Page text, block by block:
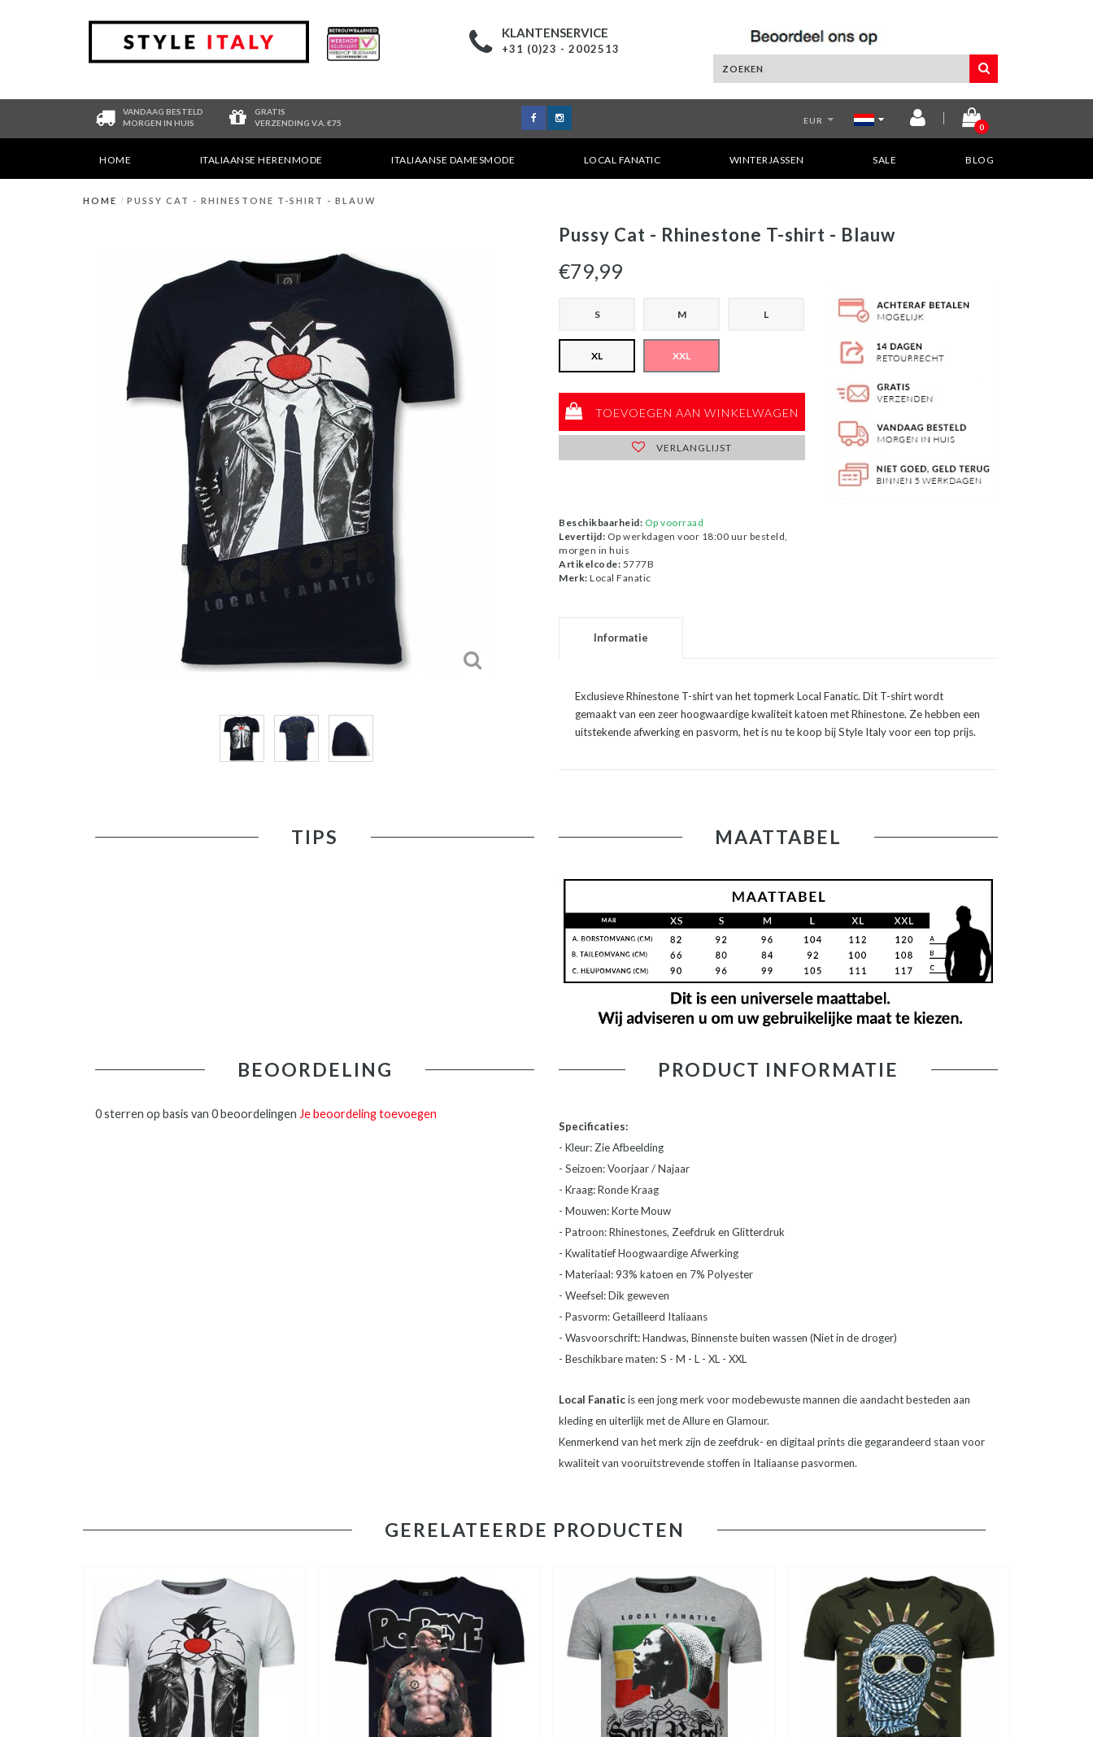
KLANTENSERVICE
+31 (0)23 - 2002513
VANDAAG BESTELD
MORGEN IN HUIS
GRATIS
VERZENDING V.A. €75
EUR
0
HOME ITALIAANSE HERENMODE ITALIAANSE DAMESMODE LOCAL FANATIC WINTERJASSEN SALE BLOG
HOME / PUSSY CAT - RHINESTONE T-SHIRT - BLAUW
Pussy Cat - Rhinestone T-shirt - Blauw
€79,99
S M L
XL XXL
TOEVOEGEN AAN WINKELWAGEN
VERLANGLIJST
Beschikbaarheid: Op voorraad
Levertijd: Op werkdagen voor 18:00 uur besteld,
morgen in huis
Artikelcode: 5777B
Merk: Local Fanatic
Informatie
Exclusieve Rhinestone T-shirt van het topmerk Local Fanatic. Dit T-shirt wordt
gemaakt van een zeer hoogwaardige kwaliteit katoen met Rhinestone. Ze hebben een
uitstekende afwerking en pasvorm, het is nu te koop bij Style Italy voor een top prijs.
TIPS MAATTABEL
BEOORDELING
0 sterren op basis van 0 beoordelingen Je beoordeling toevoegen
PRODUCT INFORMATIE
Specificaties:
- Kleur: Zie Afbeelding
- Seizoen: Voorjaar / Najaar
- Kraag: Ronde Kraag
- Mouwen: Korte Mouw
- Patroon: Rhinestones, Zeefdruk en Glitterdruk
- Kwalitatief Hoogwaardige Afwerking
- Materiaal: 93% katoen en 7% Polyester
- Weefsel: Dik geweven
- Pasvorm: Getailleerd Italiaans
- Wasvoorschrift: Handwas, Binnenste buiten wassen (Niet in de droger)
- Beschikbare maten: S - M - L - XL - XXL
Local Fanaticis een jong merk voor modebewuste mannen die aandacht besteden aan
kleding en uiterlijk met de Allure en Glamour.
Kenmerkend van het merk zijn de zeefdruk- en digitaal prints die gegarandeerd staan voor
kwaliteit van vooruitstrevende stoffen in Italiaanse pasvormen.
GERELATEERDE PRODUCTEN